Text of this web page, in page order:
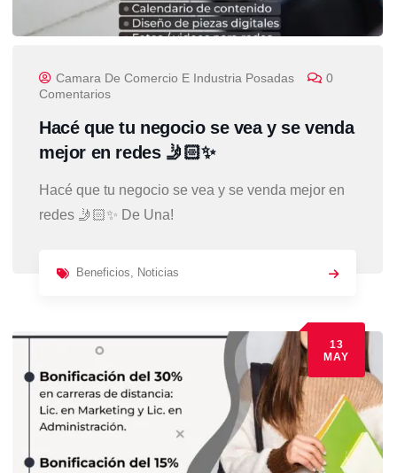
Camara De Comercio E Industria Posadas
0
Comentarios
Hacé que tu negocio se vea y se venda
mejor en redes 🤳🏻✨
Hacé que tu negocio se vea y se venda mejor en
redes 🤳🏻✨ De Una!
Beneficios Noticias
13
MAY